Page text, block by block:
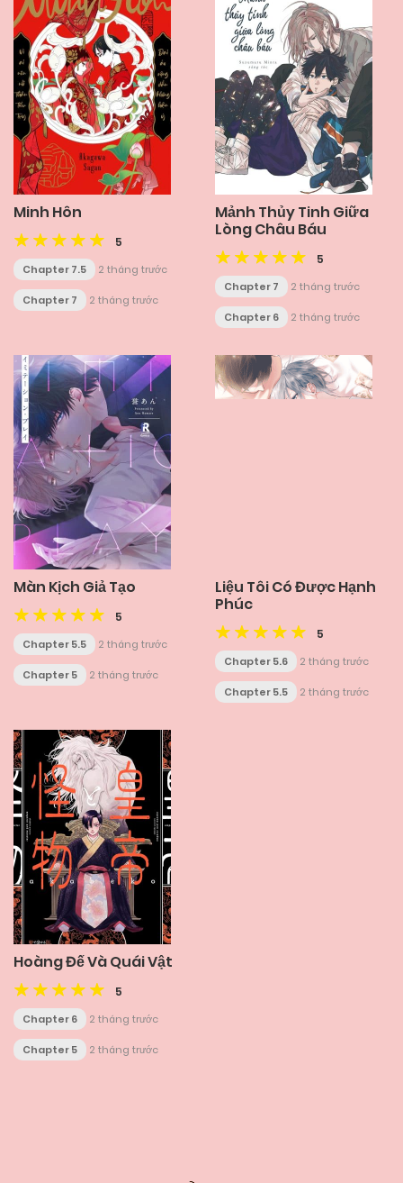
Minh Hôn
5
Chapter 7.5 2 tháng trước
Chapter 7 2 tháng trước
Mảnh Thủy Tinh Giữa
Lòng Châu Báu
5
Chapter 7 2 tháng trước
Chapter 6 2 tháng trước
Màn Kịch Giả Tạo
5
Chapter 5.5 2 tháng trước
Chapter 5 2 tháng trước
Liệu Tôi Có Được Hạnh
Phúc
5
Chapter 5.6 2 tháng trước
Chapter 5.5 2 tháng trước
Hoàng Đế Và Quái Vật
5
Chapter 6 2 tháng trước
Chapter 5 2 tháng trước